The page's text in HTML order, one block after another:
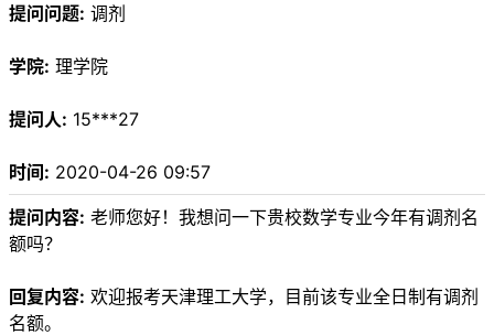
提问问题: 调剂
学院: 理学院
提问人: 15***27
时间: 2020-04-26 09:57
提问内容: 老师您好！我想问一下贵校数学专业今年有调剂名
额吗？
回复内容: 欢迎报考天津理工大学，目前该专业全日制有调剂
名额。